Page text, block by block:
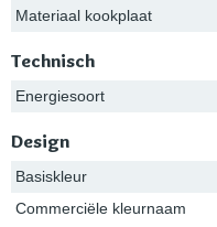
Materiaal kookplaat
Technisch
Energiesoort
Design
Basiskleur
Commerciële kleurnaam